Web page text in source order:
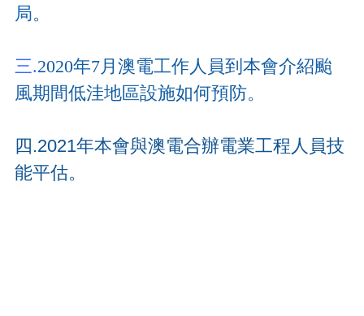
局。
三.2020年7月澳電工作人員到本會介紹颱
風期間低洼地區設施如何預防。
四.2021年本會與澳電合辦電業工程人員技
能平估。